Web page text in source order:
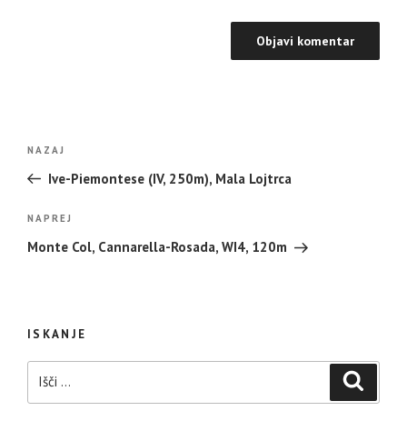
Prejšnji
prispevek
NAZAJ
Ive-Piemontese (IV, 250m), Mala Lojtrca
Naslednji
prispevek
NAPREJ
Monte Col, Cannarella-Rosada, WI4, 120m
ISKANJE